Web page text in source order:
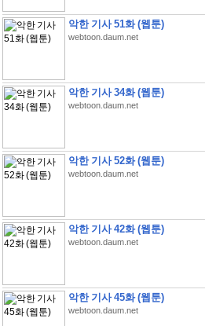
악한 기사 51화 (웹툰)
webtoon.daum.net
악한 기사 34화 (웹툰)
webtoon.daum.net
악한 기사 52화 (웹툰)
webtoon.daum.net
악한 기사 42화 (웹툰)
webtoon.daum.net
악한 기사 45화 (웹툰)
webtoon.daum.net